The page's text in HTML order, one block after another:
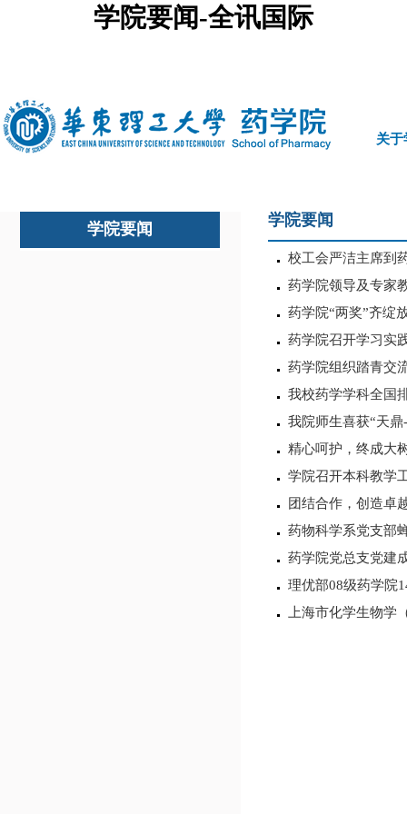
学院要闻-全讯国际
关于
学院要闻 学院要闻
校工会严洁主席到
药学院领导及专家
药学院“两奖”齐绽
药学院召开学习实
药学院组织踏青交
我校药学学科全国
我院师生喜获“天
精心呵护，终成大
学院召开本科教学
团结合作，创造卓
药物科学系党支部
药学院党总支党建
理优部08级药学院
上海市化学生物学